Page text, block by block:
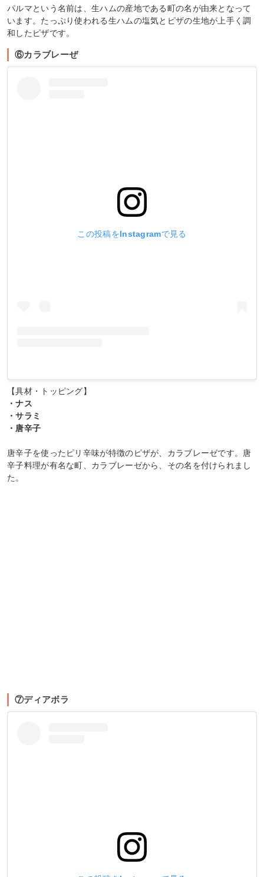
パルマという名前は、生ハムの産地である町の名が由来となって
います。たっぷり使われる生ハムの塩気とピザの生地が上手く調
和したピザです。
⑥カラブレーぜ
この投稿をInstagramで見る
【具材・トッピング】
・ナス
・サラミ
・唐辛子
唐辛子を使ったピリ辛味が特徴のピザが、カラブレーゼです。唐
辛子料理が有名な町、カラブレーゼから、その名を付けられまし
た。
⑦ディアボラ